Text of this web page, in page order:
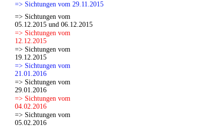
=> Sichtungen vom 29.11.2015
=> Sichtungen vom
05.12.2015 und 06.12.2015
=> Sichtungen vom
12.12.2015
=> Sichtungen vom
19.12.2015
=> Sichtungen vom
21.01.2016
=> Sichtungen vom
29.01.2016
=> Sichtungen vom
04.02.2016
=> Sichtungen vom
05.02.2016